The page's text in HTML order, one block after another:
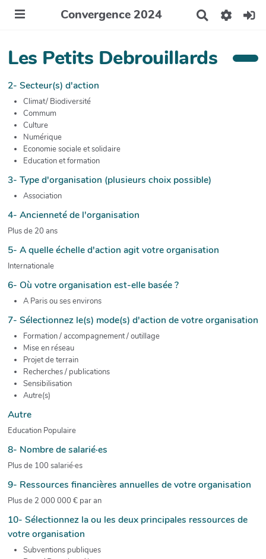
Convergence 2024
e
Les Petits Debrouillards
2- Secteur(s) d'action
Climat/ Biodiversité
Commum
Culture
Numérique
Economie sociale et solidaire
Education et formation
3- Type d'organisation (plusieurs choix possible)
Association
4- Ancienneté de l'organisation
Plus de 20 ans
5- A quelle échelle d'action agit votre organisation
Internationale
6- Où votre organisation est-elle basée ?
A Paris ou ses environs
7- Sélectionnez le(s) mode(s) d'action de votre organisation
Formation / accompagnement / outillage
Mise en réseau
Projet de terrain
Recherches / publications
Sensibilisation
Autre(s)
Autre
Education Populaire
8- Nombre de salarié·es
Plus de 100 salarié·es
9- Ressources financières annuelles de votre organisation
Plus de 2 000 000 € par an
10- Sélectionnez la ou les deux principales ressources de
votre organisation
Subventions publiques